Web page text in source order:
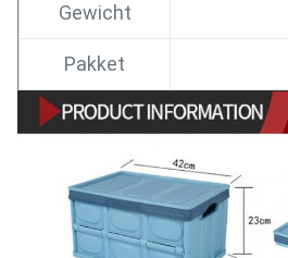
Gewicht
Pakket